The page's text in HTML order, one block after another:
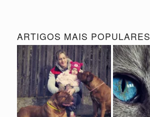
ARTIGOS MAIS POPULARES